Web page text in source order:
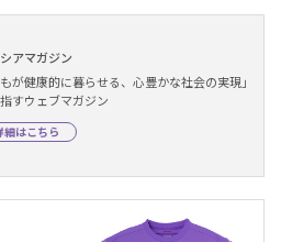
アマガジン
もが健康的に暮らせる、心豊かな社会の実現」
すウェブマガジン
細はこちら